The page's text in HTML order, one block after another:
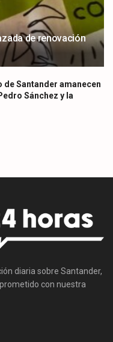
de renovación
Santander amanecen
Sánchez y la
diaria sobre Santander,
con nuestra